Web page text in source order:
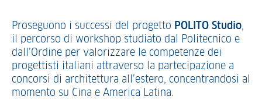
Proseguono i successi del progetto POLITO Studio,
il percorso di workshop studiato dal Politecnico e
dall’Ordine per valorizzare le competenze dei
progettisti italiani attraverso la partecipazione a
concorsi di architettura all’estero, concentrandosi al
momento su Cina e America Latina.